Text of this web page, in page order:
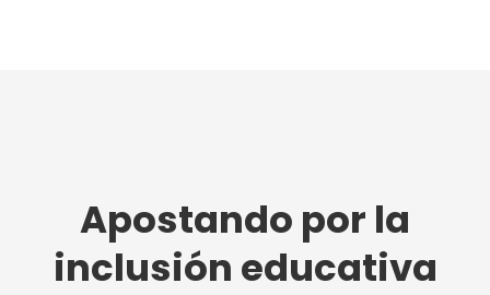
Apostando por la
inclusión educativa